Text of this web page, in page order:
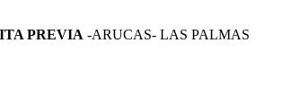
PREVIA -ARUCAS- LAS PALMAS